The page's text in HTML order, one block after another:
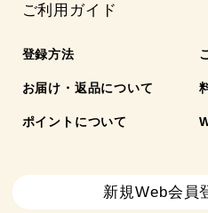
ご利用ガイド
登録方法
お届け・返品について
ポイントについて
新規Web会員